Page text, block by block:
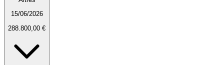
15/06/2026
288.800,00 €